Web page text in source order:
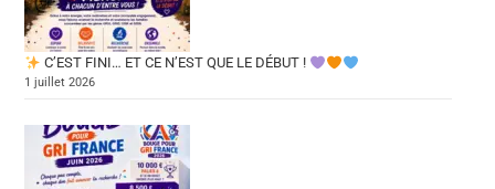
C’EST FINI… ET CE N’EST QUE LE DÉBUT !
1 juillet 2026